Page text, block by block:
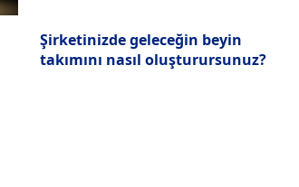
Şirketinizde geleceğin beyin
takımını nasıl oluşturursunuz?